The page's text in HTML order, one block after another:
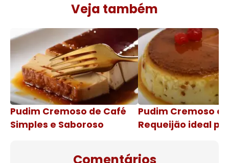
Veja também
Pudim Cremoso de Café
Simples e Saboroso
Pudim Cremoso
Requeijão ideal